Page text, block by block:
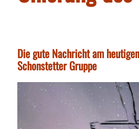
Die gute Nachricht am
Schonstetter Gruppe